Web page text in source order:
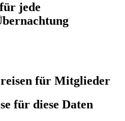
jede
für Mitglieder
für diese Daten